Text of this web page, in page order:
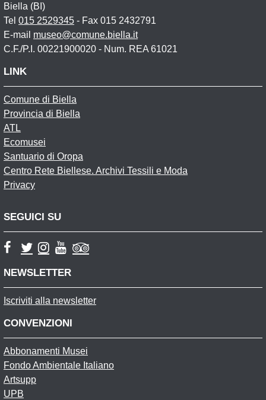
Biella (BI)
Tel 015 2529345 - Fax 015 2432791
E-mail museo@comune.biella.it
C.F./P.I. 00221900020 - Num. REA 61021
LINK
Comune di Biella
Provincia di Biella
ATL
Ecomusei
Santuario di Oropa
Centro Rete Biellese. Archivi Tessili e Moda
Privacy
SEGUICI SU
NEWSLETTER
Iscriviti alla newsletter
CONVENZIONI
Abbonamenti Musei
Fondo Ambientale Italiano
Artsupp
UPB